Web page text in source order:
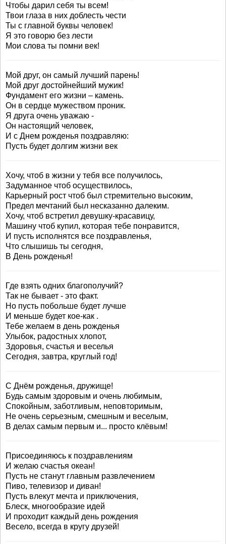
Чтобы дарил себя ты всем!
Твои глаза в них доблесть чести
Ты с главной буквы человек!
Я это говорю без лести
Мои слова ты помни век!
Мой друг, он самый лучший парень!
Мой друг достойнейший мужик!
Фундамент его жизни – камень.
Он в сердце мужеством проник.
Я друга очень уважаю -
Он настоящий человек,
И с Днем рожденья поздравляю:
Пусть будет долгим жизни век
Хочу, чтоб в жизни у тебя все получилось,
Задуманное чтоб осуществилось,
Карьерный рост чтоб был стремительно высоким,
Предел мечтаний был несказанно далеким.
Хочу, чтоб встретил девушку-красавицу,
Машину чтоб купил, которая тебе понравится,
И пусть исполнятся все поздравленья,
Что слышишь ты сегодня,
В День рожденья!
Где взять одних благополучий?
Так не бывает - это факт.
Но пусть побольше будет лучше
И меньше будет кое-как .
Тебе желаем в день рожденья
Улыбок, радостных хлопот,
Здоровья, счастья и веселья
Сегодня, завтра, круглый год!
С Днём рожденья, дружище!
Будь самым здоровым и очень любимым,
Спокойным, заботливым, неповторимым,
Не очень серьезным, смешным и веселым,
В делах самым первым и... просто клёвым!
Присоединяюсь к поздравлениям
И желаю счастья океан!
Пусть не станут главным развлечением
Пиво, телевизор и диван!
Пусть влекут мечта и приключения,
Блеск, многообразие идей
И проходит каждый день рождения
Весело, всегда в кругу друзей!